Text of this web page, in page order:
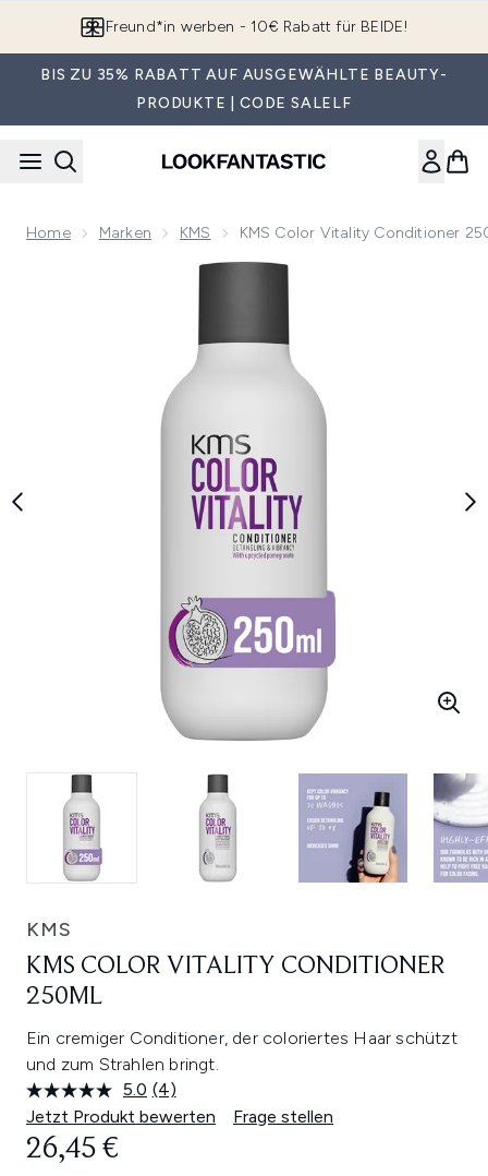
Freund*in werben - 10€ Rabatt für BEIDE!
BIS ZU 35% RABATT AUF AUSGEWÄHLTE BEAUTY-
PRODUKTE | CODE SALELF
Home Marken KMS KMS Color Vitality Conditioner
Now showing image 1 KMS Color Vitality Conditioner 250ml
KMS
KMS COLOR VITALITY CONDITIONER
250ML
Ein cremiger Conditioner, der coloriertes Haar schützt
und zum Strahlen bringt.
5.0 4
Bewertungen
(4)
Jetzt Produkt bewerten
Frage stellen
26,45 €